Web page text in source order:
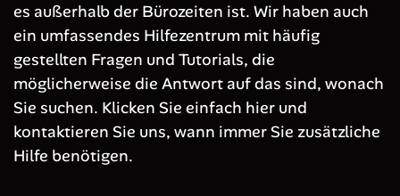
es außerhalb der Bürozeiten ist. Wir haben auch
ein umfassendes Hilfezentrum mit häufig
gestellten Fragen und Tutorials, die
möglicherweise die Antwort auf das sind, wonach
Sie suchen. Klicken Sie einfach hier und
kontaktieren Sie uns, wann immer Sie zusätzliche
Hilfe benötigen.